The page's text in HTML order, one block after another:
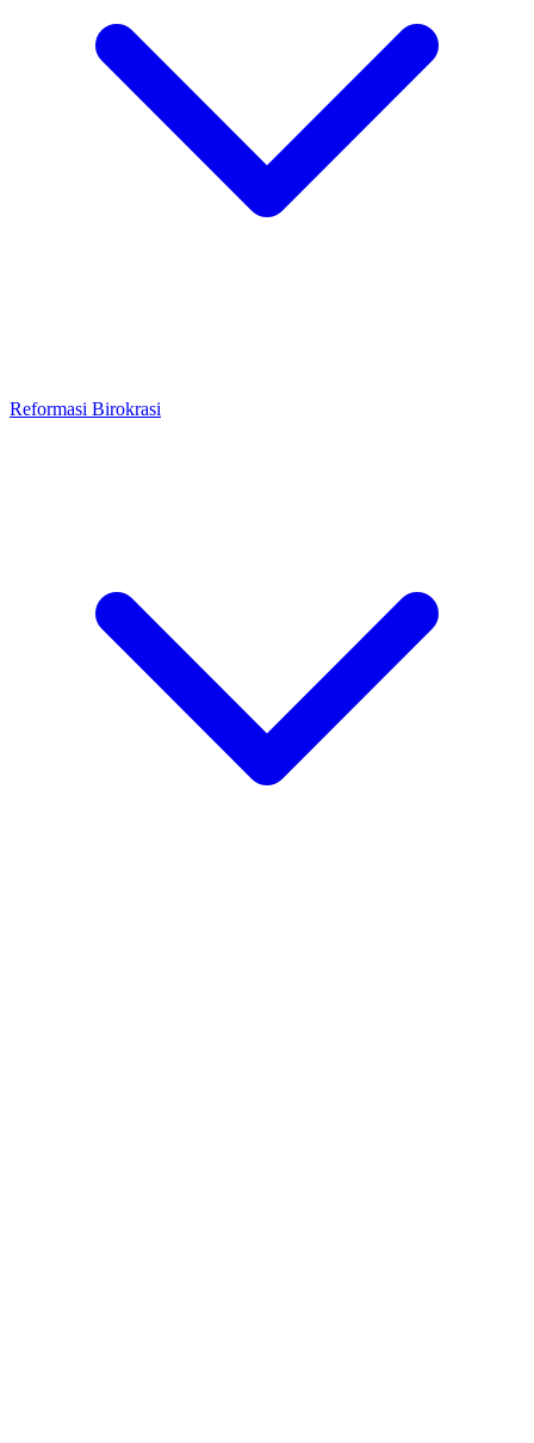
Reformasi Birokrasi